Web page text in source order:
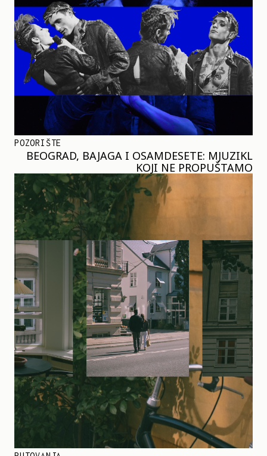
POZORIŠTE
BEOGRAD, BAJAGA I OSAMDESETE: MJUZIKL
KOJI NE PROPUŠTAMO